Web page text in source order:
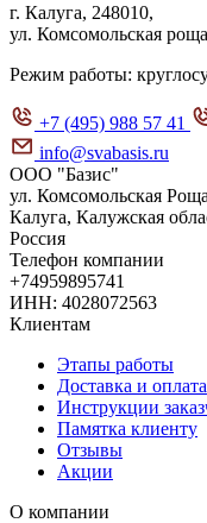
г. Калуга, 248010,
ул. Комсомольская
Режим работы:
+7 (495) 988 57 41
info@svabasis.ru
ООО "Базис"
ул. Комсомольская
Калуга, Калужская
Россия
Телефон компании
+74959895741
ИНН: 4028072563
Клиентам
Этапы работы
Доставка и оплата
Инструкции
Памятка клиенту
Отзывы
Акции
О компании